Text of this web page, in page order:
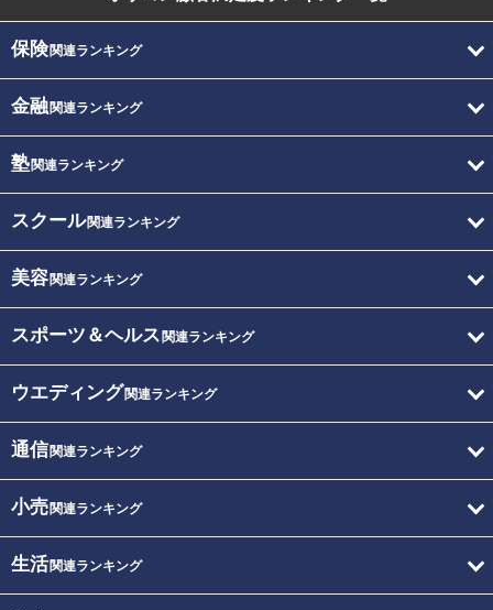
保険関連ランキング
金融関連ランキング
塾関連ランキング
スクール関連ランキング
美容関連ランキング
スポーツ＆ヘルス 関連ランキング
ウエディング関連ランキング
通信関連ランキング
小売関連ランキング
生活関連ランキング